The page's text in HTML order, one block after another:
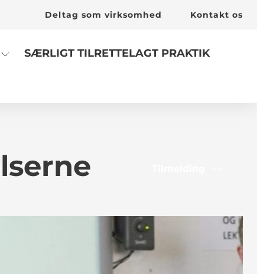
Deltag som virksomhed Kontakt os
SÆRLIGT TILRETTELAGT PRAKTIK